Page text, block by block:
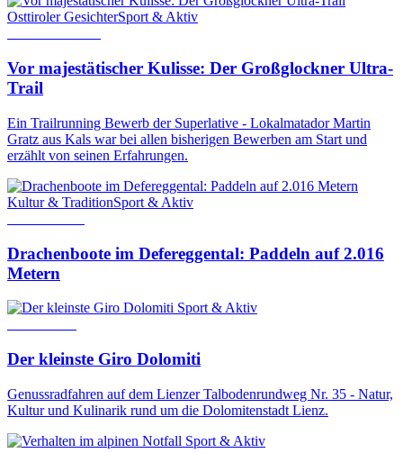
Osttiroler GesichterSport & Aktiv
Vor majestätischer Kulisse: Der Großglockner Ultra-
Trail
Ein Trailrunning Bewerb der Superlative - Lokalmatador Martin
Gratz aus Kals war bei allen bisherigen Bewerben am Start und
erzählt von seinen Erfahrungen.
Kultur & TraditionSport & Aktiv
Drachenboote im Defereggental: Paddeln auf 2.016
Metern
Sport & Aktiv
Der kleinste Giro Dolomiti
Genussradfahren auf dem Lienzer Talbodenrundweg Nr. 35 - Natur,
Kultur und Kulinarik rund um die Dolomitenstadt Lienz.
Sport & Aktiv